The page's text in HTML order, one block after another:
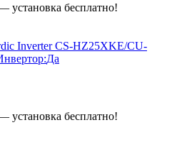
установка бесплатно!
Inverter CS-HZ25XKE/CU-
Да
установка бесплатно!